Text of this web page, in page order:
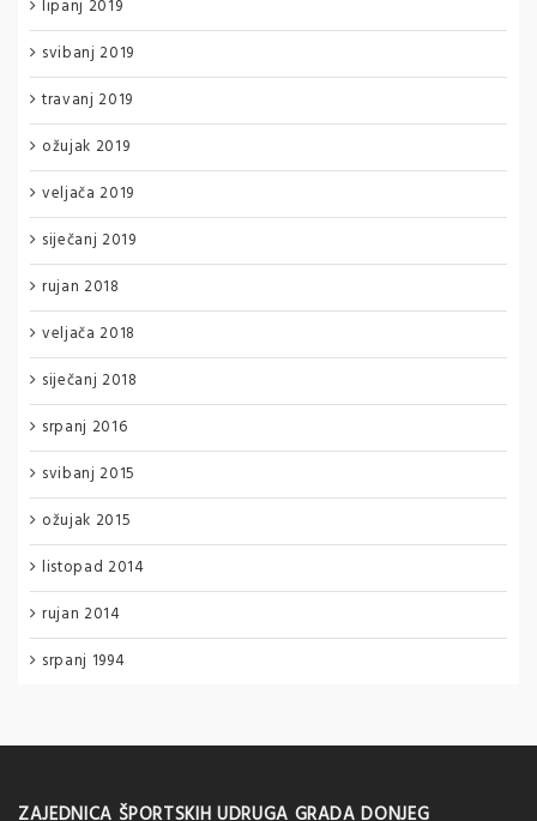
lipanj 2019
svibanj 2019
travanj 2019
ožujak 2019
veljača 2019
siječanj 2019
rujan 2018
veljača 2018
siječanj 2018
srpanj 2016
svibanj 2015
ožujak 2015
listopad 2014
rujan 2014
srpanj 1994
ZAJEDNICA ŠPORTSKIH UDRUGA GRADA DONJEG